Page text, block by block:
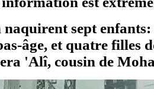
naquirent sept
âge, et quatre filles
'Alî, cousin de